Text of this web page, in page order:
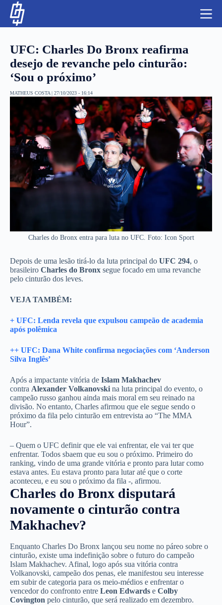
LUTAS E MMA
NFL
MLS
APOSTAS LEGAL
UFC: Charles Do Bronx reafirma
desejo de revanche pelo cinturão:
‘Sou o próximo’
MATHEUS COSTA | 27/10/2023 - 16:14
Charles do Bronx entra para luta no UFC. Foto: Icon Sport
Depois de uma lesão tirá-lo da luta principal do UFC 294, o
brasileiro Charles do Bronx segue focado em uma revanche
pelo cinturão dos leves.
VEJA TAMBÉM:
+ UFC: Lenda revela que expulsou campeão de academia
após polêmica
++ UFC: Dana White confirma negociações com ‘Anderson
Silva Inglês’
Após a impactante vitória de Islam Makhachev
contra Alexander Volkanovski na luta principal do evento, o
campeão russo ganhou ainda mais moral em seu reinado na
divisão. No entanto, Charles afirmou que ele segue sendo o
próximo da fila pelo cinturão em entrevista ao “The MMA
Hour”.
– Quem o UFC definir que ele vai enfrentar, ele vai ter que
enfrentar. Todos sbaem que eu sou o próximo. Primeiro do
ranking, vindo de uma grande vitória e pronto para lutar como
estava antes. Eu estava pronto para lutar até que o corte
aconteceu, e eu sou o próximo da fila -, afirmou.
Charles do Bronx disputará
novamente o cinturão contra
Makhachev?
Enquanto Charles Do Bronx lançou seu nome no páreo sobre o
cinturão, existe uma indefinição sobre o futuro do campeão
Islam Makhachev. Afinal, logo após sua vitória contra
Volkanovski, campeão dos penas, ele manifestou seu interesse
em subir de categoria para os meio-médios e enfrentar o
vencedor do confronto entre Leon Edwards e Colby
Covington pelo cinturão, que será realizado em dezembro.